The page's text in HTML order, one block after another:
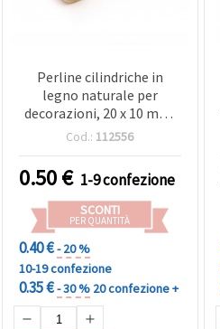
Perline cilindriche in
legno naturale per
decorazioni, 20 x 10 mm,
foro 4 mm, colore legno -
Cod.: 112556
0.50€ 1-9 confezione
SCONTI
PER QUANTITÀ
0.40 €- 20 %
10-19 confezione
0.35 €- 30 % 20 confezione +